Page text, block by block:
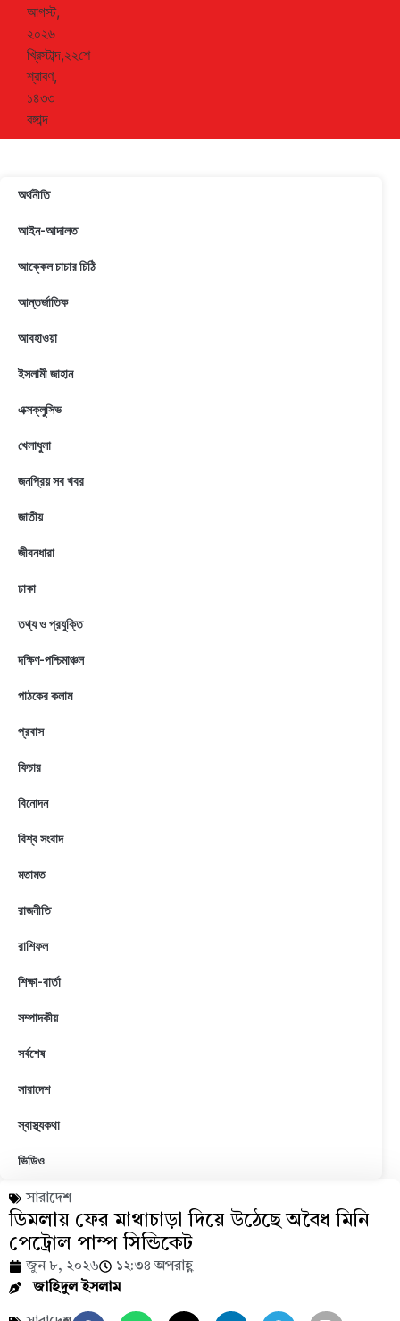
আগস্ট,
২০২৬
খ্রিস্টাব্দ,২২শে
শ্রাবণ,
১৪৩৩
বঙ্গাব্দ
অর্থনীতি
আইন-আদালত
আক্কেল চাচার চিঠি
আন্তর্জাতিক
আবহাওয়া
ইসলামী জাহান
এক্সক্লুসিভ
খেলাধুলা
জনপ্রিয় সব খবর
জাতীয়
জীবনধারা
ঢাকা
তথ্য ও প্রযুক্তি
দক্ষিণ-পশ্চিমাঞ্চল
পাঠকের কলাম
প্রবাস
ফিচার
বিনোদন
বিশ্ব সংবাদ
মতামত
রাজনীতি
রাশিফল
শিক্ষা-বার্তা
সম্পাদকীয়
সর্বশেষ
সারাদেশ
স্বাস্থ্যকথা
ভিডিও
সারাদেশ
ডিমলায় ফের মাথাচাড়া দিয়ে উঠেছে অবৈধ মিনি
পেট্রোল পাম্প সিন্ডিকেট
জুন ৮, ২০২৬
১২:৩৪ অপরাহ্ণ
জাহিদুল ইসলাম